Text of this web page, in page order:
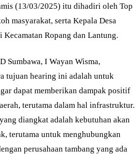
(13/03/2025) itu dihadiri oleh Top
masyarakat, serta Kepala Desa
Kecamatan Ropang dan Lantung.
Sumbawa, I Wayan Wisma,
tujuan hearing ini adalah untuk
dapat memberikan dampak positif
terutama dalam hal infrastruktur.
diangkat adalah kebutuhan akan
terutama untuk menghubungkan
perusahaan tambang yang ada